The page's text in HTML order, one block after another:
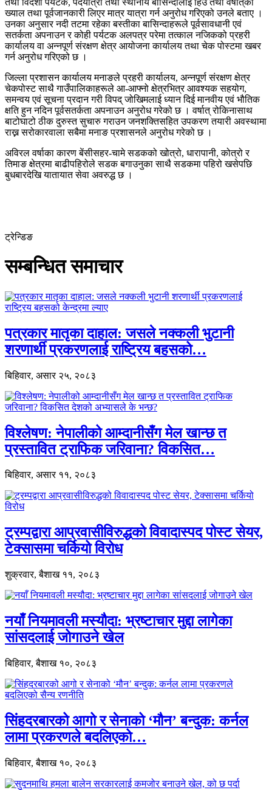
तथा विदेशी पर्यटक, पदयात्री तथा स्थानीय बासिन्दालाई हिउँ तथा वर्षात्‌को
ख्याल तथा पूर्वजानकारी लिएर मात्र यात्रा गर्न अनुरोध गरिएको उनले बताए ।
उनका अनुसार नदी तटमा रहेका बस्तीका बासिन्दाहरूले पूर्वसावधानी एवं
सतर्कता अपनाउन र कोही पर्यटक अलपत्र परेमा तत्काल नजिकको प्रहरी
कार्यालय वा अन्नपूर्ण संरक्षण क्षेत्र आयोजना कार्यालय तथा चेक पोस्टमा खबर
गर्न अनुरोध गरिएको छ ।
जिल्ला प्रशासन कार्यालय मनाङले प्रहरी कार्यालय, अन्नपूर्ण संरक्षण क्षेत्र
चेकपोस्ट साथै गाउँपालिकाहरूले आ-आफ्नो क्षेत्रभित्र आवश्यक सहयोग,
समन्वय एवं सूचना प्रदान गरी विपद् जोखिमलाई ध्यान दिई मानवीय एवं भौतिक
क्षति हुन नदिन पूर्वसतर्कता अपनाउन अनुरोध गरेको छ । वर्षात् रोकिनासाथ
बाटोघाटो ठीक दुरुस्त सुचारु गराउन जनशक्तिसहित उपकरण तयारी अवस्थामा
राख्न सरोकारवाला सबैमा मनाङ प्रशासनले अनुरोध गरेको छ ।
अविरल वर्षाका कारण बेंसीसहर-चामे सडकको खोत्रो, धारापानी, कोत्रो र
तिमाङ क्षेत्रमा बाढीपहिरोले सडक बगाउनुका साथै सडकमा पहिरो खसेपछि
बुधबारदेखि यातायात सेवा अवरुद्ध छ ।
ट्रेन्डिङ
सम्बन्धित समाचार
पत्रकार मातृका दाहाल: जसले नक्कली भुटानी
शरणार्थी प्रकरणलाई राष्ट्रिय बहसको…
बिहिवार, असार २५, २०८३
विश्लेषण: नेपालीको आम्दानीसँग मेल खान्छ त
प्रस्तावित ट्राफिक जरिवाना? विकसित…
बिहिवार, असार ११, २०८३
ट्रम्पद्वारा आप्रवासीविरुद्धको विवादास्पद पोस्ट सेयर,
टेक्सासमा चर्कियो विरोध
शुक्रवार, बैशाख ११, २०८३
नयाँ नियमावली मस्यौदा: भ्रष्टाचार मुद्दा लागेका
सांसदलाई जोगाउने खेल
बिहिवार, बैशाख १०, २०८३
सिंहदरबारको आगो र सेनाको ‘मौन’ बन्दुक: कर्नल
लामा प्रकरणले बदलिएको…
बिहिवार, बैशाख १०, २०८३